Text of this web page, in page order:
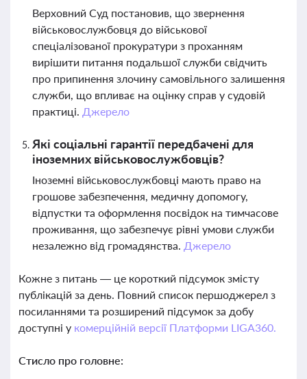
Верховний Суд постановив, що звернення
військовослужбовця до військової
спеціалізованої прокуратури з проханням
вирішити питання подальшої служби свідчить
про припинення злочину самовільного залишення
служби, що впливає на оцінку справ у судовій
практиці. Джерело
Які соціальні гарантії передбачені для
іноземних військовослужбовців?
Іноземні військовослужбовці мають право на
грошове забезпечення, медичну допомогу,
відпустки та оформлення посвідок на тимчасове
проживання, що забезпечує рівні умови служби
незалежно від громадянства. Джерело
Кожне з питань — це короткий підсумок змісту
публікацій за день. Повний список першоджерел з
посиланнями та розширений підсумок за добу
доступні у комерційній версії Платформи LIGA360.
Стисло про головне: